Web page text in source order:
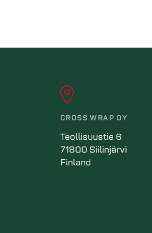
CROSS WRAP OY
Teollisuustie 6
71800 Siilinjärvi
Finland